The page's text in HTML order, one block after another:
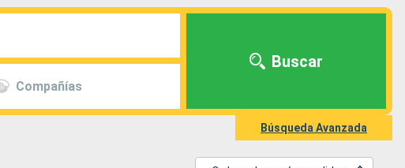
Compañías
Buscar
Búsqueda Avanzada